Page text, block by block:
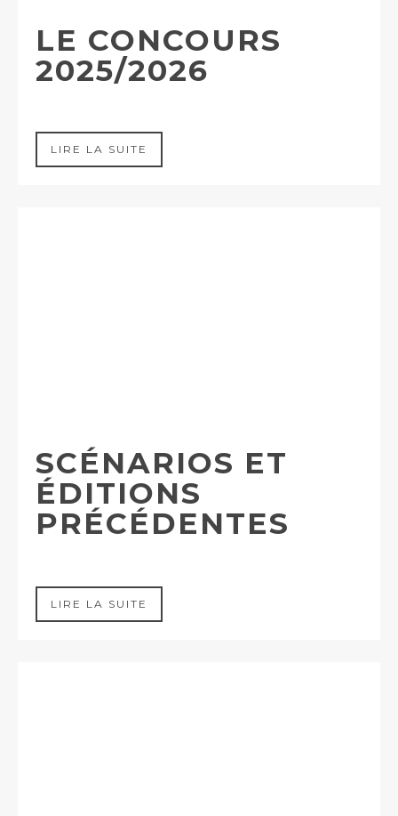
LE CONCOURS
2025/2026
LIRE LA SUITE
SCÉNARIOS ET
ÉDITIONS
PRÉCÉDENTES
LIRE LA SUITE